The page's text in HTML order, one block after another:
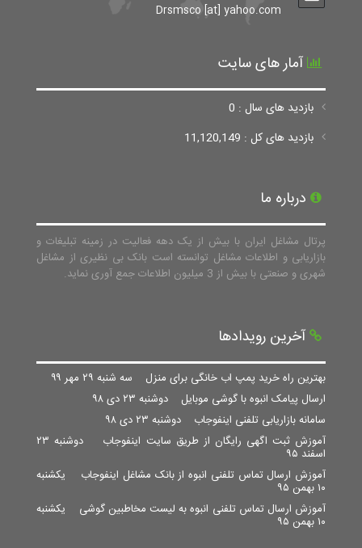
Drsmsco [at] yahoo.com
آمار های سایت
بازدید های سال : 0
بازدید های کل : 11,120,149
درباره ما
پرتال مشاغل ایران با بیش از یک دهه فعالیت در زمینه تبلیغات و
بازاریابی و اطلاعات مشاغل توانسته است بانک بی نظیری از مشاغل
شهری و صنعتی با بیش از 3 میلیون اطلاعات جمع آوری نماید.
آخرین رویدادها
بهترین راه خرید پمپ اب خانگی برای منزل سه شنبه ۲۹ مهر ۹۹
ارسال پیامک انبوه با گوشی موبایل دوشنبه ۲۳ دی ۹۸
سامانه بازاریابی تلفنی اینفوجاب دوشنبه ۲۳ دی ۹۸
آموزش ثبت اگهی رایگان از طریق سایت اینفوجاب
دوشنبه ۲۳
اسفند ۹۵
آموزش ارسال تماس تلفنی انبوه از بانک مشاغل اینفوجاب یکشنبه
۱۰ بهمن ۹۵
آموزش ارسال تماس تلفنی انبوه به لیست مخاطبین گوشی یکشنبه
۱۰ بهمن ۹۵